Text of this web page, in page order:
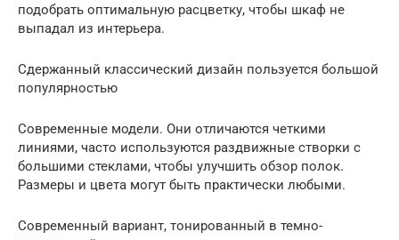
подобрать оптимальную расцветку, чтобы шкаф не
выпадал из интерьера.
Сдержанный классический дизайн пользуется большой
популярностью
Современные модели. Они отличаются четкими
линиями, часто используются раздвижные створки с
большими стеклами, чтобы улучшить обзор полок.
Размеры и цвета могут быть практически любыми.
Современный вариант, тонированный в темно-